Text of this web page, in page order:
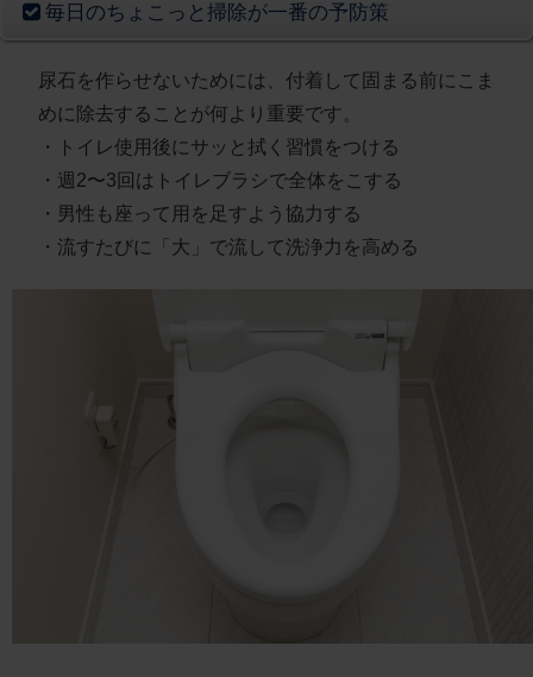
毎日のちょこっと掃除が一番の予防策
尿石を作らせないためには、付着して固まる前にこま
めに除去することが何より重要です。
・トイレ使用後にサッと拭く習慣をつける
・週2〜3回はトイレブラシで全体をこする
・男性も座って用を足すよう協力する
・流すたびに「大」で流して洗浄力を高める